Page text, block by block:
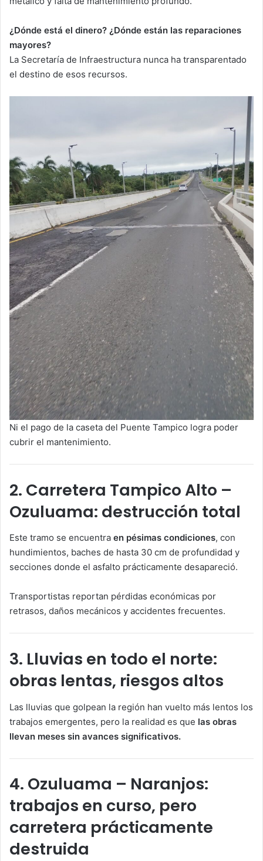
¿Dónde está el dinero? ¿Dónde están las reparaciones
mayores?
La Secretaría de Infraestructura nunca ha transparentado
el destino de esos recursos.
Ni el pago de la caseta del Puente Tampico logra poder
cubrir el mantenimiento.
2. Carretera Tampico Alto –
Ozuluama: destrucción total
Este tramo se encuentra en pésimas condiciones, con
hundimientos, baches de hasta 30 cm de profundidad y
secciones donde el asfalto prácticamente desapareció.
Transportistas reportan pérdidas económicas por
retrasos, daños mecánicos y accidentes frecuentes.
3. Lluvias en todo el norte:
obras lentas, riesgos altos
Las lluvias que golpean la región han vuelto más lentos los
trabajos emergentes, pero la realidad es que las obras
llevan meses sin avances significativos.
4. Ozuluama – Naranjos:
trabajos en curso, pero
carretera prácticamente
destruida